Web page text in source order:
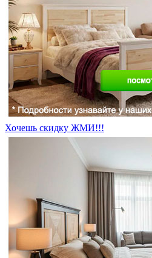
Хочешь скидку ЖМИ!!!